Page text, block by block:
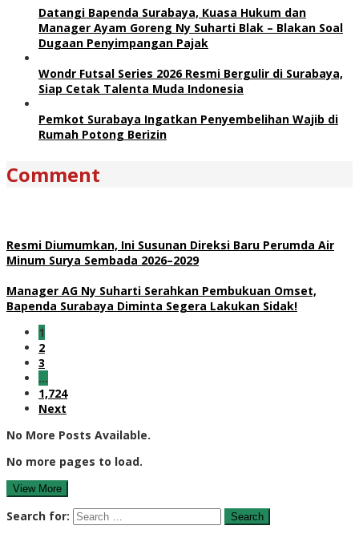
Datangi Bapenda Surabaya, Kuasa Hukum dan
Manager Ayam Goreng Ny Suharti Blak – Blakan Soal
Dugaan Penyimpangan Pajak
Wondr Futsal Series 2026 Resmi Bergulir di Surabaya,
Siap Cetak Talenta Muda Indonesia
Pemkot Surabaya Ingatkan Penyembelihan Wajib di
Rumah Potong Berizin
Comment
Resmi Diumumkan, Ini Susunan Direksi Baru Perumda Air
Minum Surya Sembada 2026–2029
Manager AG Ny Suharti Serahkan Pembukuan Omset,
Bapenda Surabaya Diminta Segera Lakukan Sidak!
1
2
3
…
1,724
Next
No More Posts Available.
No more pages to load.
View More
Search for: